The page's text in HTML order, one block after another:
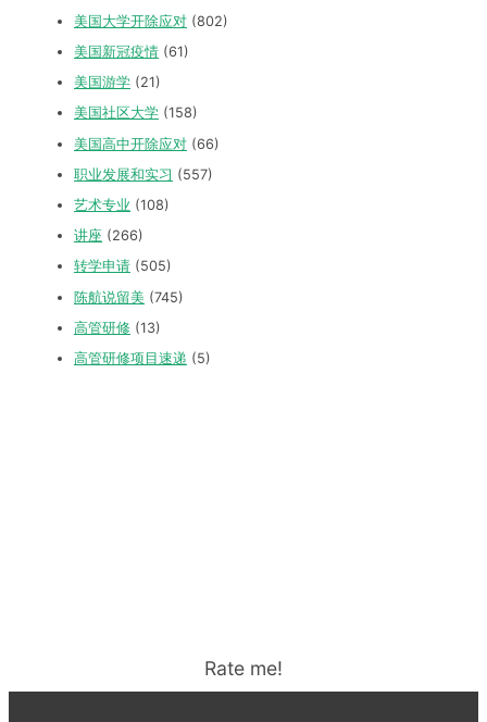
美国大学开除应对 (802)
美国新冠疫情 (61)
美国游学 (21)
美国社区大学 (158)
美国高中开除应对 (66)
职业发展和实习 (557)
艺术专业 (108)
讲座 (266)
转学申请 (505)
陈航说留美 (745)
高管研修 (13)
高管研修项目速递 (5)
Rate me!